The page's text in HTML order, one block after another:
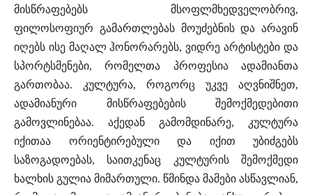
მისწრაფებებს მსოფლმხედველობრივ,
ფილოსოფიურ გამართლებას მოუძებნის და არავინ
იღებს ისე მაღალ ჰონორარებს, ვიდრე არტისტები და
სპორტსმენები, რომელთა პროფესია ადამიანთა
გართობაა. კულტურა, როგორც უკვე აღვნიშნეთ,
ადამიანური მისწრაფებების შემოქმედებითი
გამოვლინებაა. აქედან გამომდინარე, კულტურა
იქითაა ორიენტირებული და იქით უბიძგებს
საზოგადოებას, საითკენაც კულტურის შემოქმედი
ხალხის გულია მიმართული. წმინდა მამები ასწავლიან,